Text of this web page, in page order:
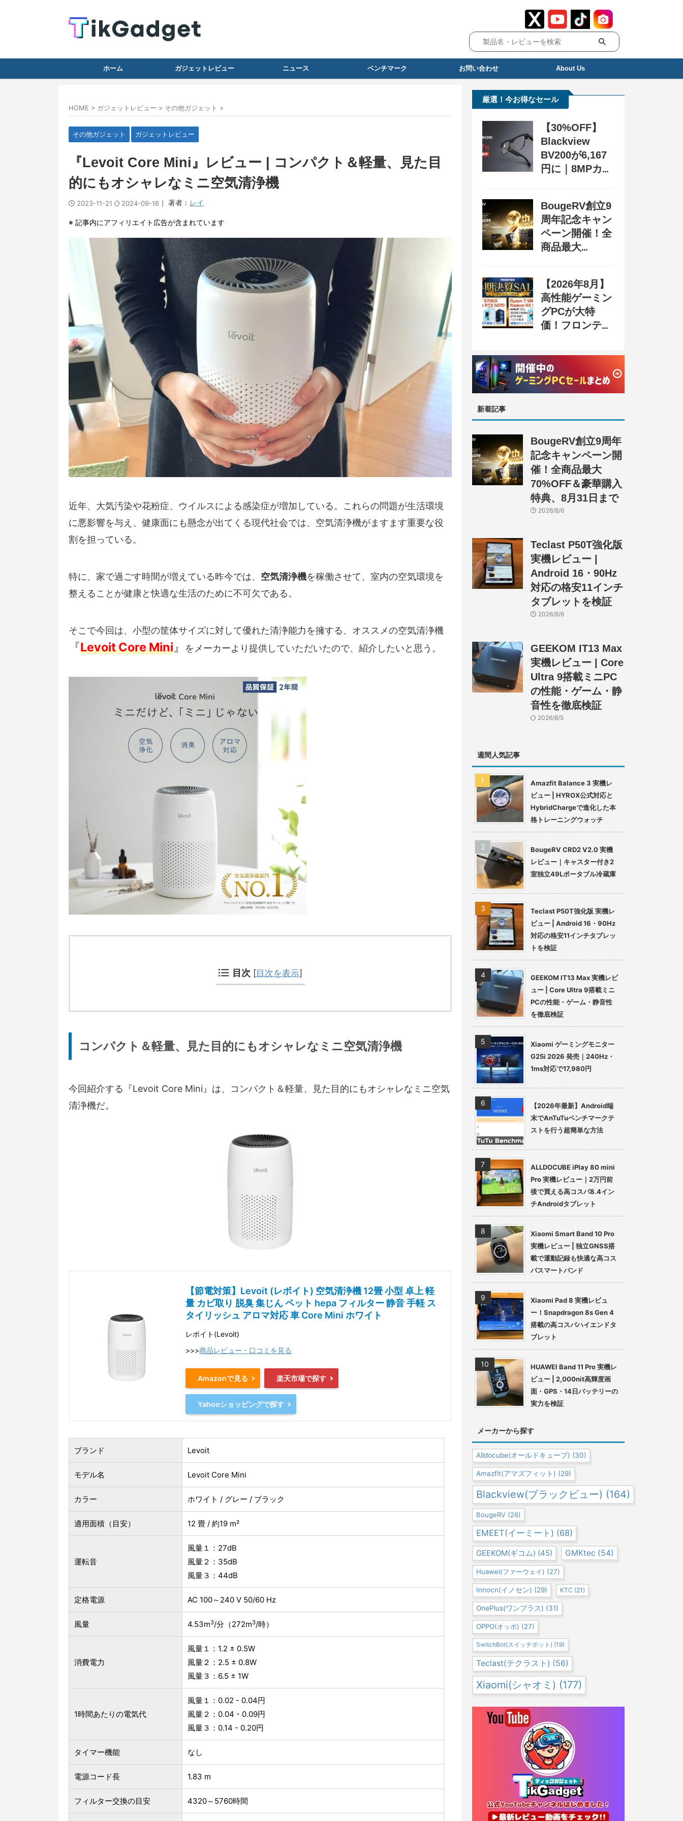
ホーム ガジェットレビュー ニュース ベンチマーク お問い合わせ About Us
HOME > ガジェットレビュー > その他ガジェット >
その他ガジェット ガジェットレビュー
『Levoit Core Mini』レビュー | コンパクト＆軽量、見た目
的にもオシャレなミニ空気清浄機
2023-11-21 2024-09-16 ｜ 著者： レイ
※ 記事内にアフィリエイト広告が含まれています
近年、大気汚染や花粉症、ウイルスによる感染症が増加している。これらの問題が生活環境
に悪影響を与え、健康面にも懸念が出てくる現代社会では、空気清浄機がますます重要な役
割を担っている。
特に、家で過ごす時間が増えている昨今では、 空気清浄機を稼働させて、室内の空気環境を
整えることが健康と快適な生活のために不可欠である。
そこで今回は、小型の筐体サイズに対して優れた清浄能力を擁する、オススメの空気清浄機
『Levoit Core Mini』 をメーカーより提供していただいたので、紹介したいと思う。
目次 [目次を表示]
コンパクト＆軽量、見た目的にもオシャレなミニ空気清浄機
今回紹介する『Levoit Core Mini』は、コンパクト＆軽量、見た目的にもオシャレなミニ空気
清浄機だ。
【節電対策】Levoit (レボイト) 空気清浄機 12畳 小型 卓上 軽
量 カビ取り 脱臭 集じん ペット hepa フィルター 静音 手軽 ス
タイリッシュ アロマ対応 車 Core Mini ホワイト
レボイト(Levoit)
>>>商品レビュー・口コミを見る
Amazonで見る 楽天市場で探す
Yahooショッピングで探す
ブランド Levoit
モデル名 Levoit Core Mini
カラー ホワイト / グレー / ブラック
適用面積（目安） 12 畳 / 約19 m²
運転音
風量１：27dB
風量２：35dB
風量３：44dB
定格電源 AC 100～240 V 50/60 Hz
風量 4.53m3/分（272m3/時）
消費電力
風量１：1.2 ± 0.5W
風量２：2.5 ± 0.8W
風量３：6.5 ± 1W
1時間あたりの電気代
風量１：0.02 - 0.04円
風量２：0.04 - 0.09円
風量３：0.14 - 0.20円
タイマー機能 なし
電源コード長 1.83 m
フィルター交換の目安 4320～5760時間
厳選！今お得なセール
【30%OFF】
Blackview
BV200が6,167
円に｜8MPカメ
ン配布中
BougeRV創立9
周年記念キャン
ペーン開催！全
商品最大
31日まで
【2026年8月】
高性能ゲーミン
グPCが大特
価！フロンティ
SALE』開催、
セール情報まと
め
新着記事
BougeRV創立9周年
記念キャンペーン開
催！全商品最大
70%OFF＆豪華購入
特典、8月31日まで
2026/8/6
Teclast P50T強化版
実機レビュー |
Android 16・90Hz
対応の格安11インチ
タブレットを検証
2026/8/6
GEEKOM IT13 Max
実機レビュー | Core
Ultra 9搭載ミニPC
の性能・ゲーム・静
音性を徹底検証
2026/8/5
週間人気記事
Amazfit Balance 3 実機レ
ビュー | HYROX公式対応と
HybridChargeで進化した本
格トレーニングウォッチ
BougeRV CRD2 V2.0 実機
レビュー｜キャスター付き2
室独立49Lポータブル冷蔵庫
Teclast P50T強化版 実機レ
ビュー | Android 16・90Hz
対応の格安11インチタブレッ
トを検証
GEEKOM IT13 Max 実機レビ
ュー | Core Ultra 9搭載ミニ
PCの性能・ゲーム・静音性
を徹底検証
Xiaomi ゲーミングモニター
G25i 2026 発売｜240Hz・
1ms対応で17,980円
【2026年最新】Android端
末でAnTuTuベンチマークテ
ストを行う超簡単な方法
ALLDOCUBE iPlay 80 mini
Pro 実機レビュー｜2万円前
後で買える高コスパ8.4イン
チAndroidタブレット
Xiaomi Smart Band 10 Pro
実機レビュー | 独立GNSS搭
載で運動記録も快適な高コス
パスマートバンド
Xiaomi Pad 8 実機レビュ
ー！Snapdragon 8s Gen 4
搭載の高コスパハイエンドタ
ブレット
HUAWEI Band 11 Pro 実機レ
ビュー | 2,000nit高輝度画
面・GPS・14日バッテリーの
実力を検証
メーカーから探す
Alldocube(オールドキューブ) (30)
Amazfit(アマズフィット) (29)
Blackview(ブラックビュー) (164)
BougeRV (26)
EMEET(イーミート) (68)
GEEKOM(ギコム) (45) GMKtec (54)
Huawei(ファーウェイ) (27)
Innocn(イノセン) (29) KTC (21)
OnePlus(ワンプラス) (31)
OPPO(オッポ) (27)
SwitchBot(スイッチボット) (19)
Teclast(テクラスト) (56)
Xiaomi(シャオミ) (177)